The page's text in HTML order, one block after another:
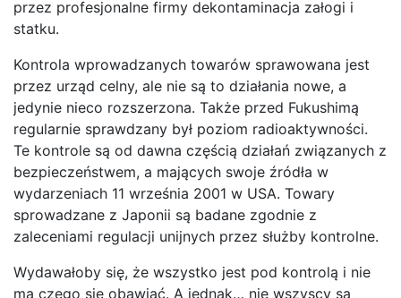
przez profesjonalne firmy dekontaminacja załogi i
statku.
Kontrola wprowadzanych towarów sprawowana jest
przez urząd celny, ale nie są to działania nowe, a
jedynie nieco rozszerzona. Także przed Fukushimą
regularnie sprawdzany był poziom radioaktywności.
Te kontrole są od dawna częścią działań związanych z
bezpieczeństwem, a mających swoje źródła w
wydarzeniach 11 września 2001 w USA. Towary
sprowadzane z Japonii są badane zgodnie z
zaleceniami regulacji unijnych przez służby kontrolne.
Wydawałoby się, że wszystko jest pod kontrolą i nie
ma czego się obawiać. A jednak… nie wszyscy są